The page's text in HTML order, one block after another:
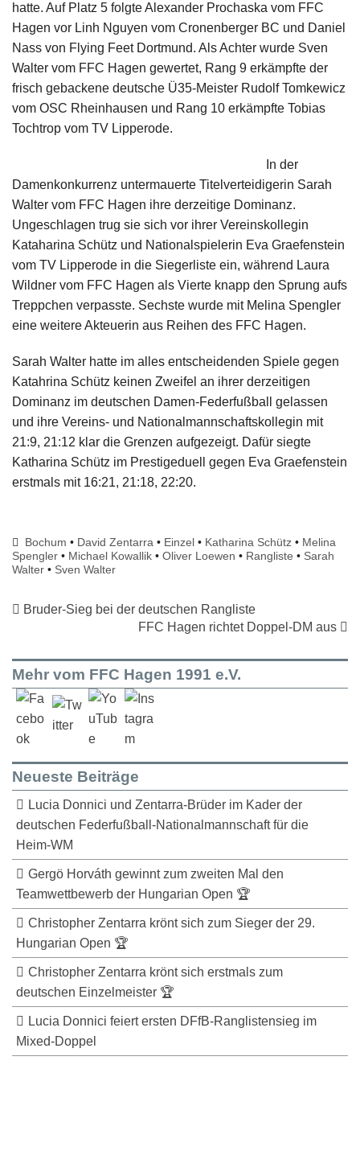
hatte. Auf Platz 5 folgte Alexander Prochaska vom FFC
Hagen vor Linh Nguyen vom Cronenberger BC und Daniel
Nass von Flying Feet Dortmund. Als Achter wurde Sven
Walter vom FFC Hagen gewertet, Rang 9 erkämpfte der
frisch gebackene deutsche Ü35-Meister Rudolf Tomkewicz
vom OSC Rheinhausen und Rang 10 erkämpfte Tobias
Tochtrop vom TV Lipperode.
In der
Damenkonkurrenz untermauerte Titelverteidigerin Sarah
Walter vom FFC Hagen ihre derzeitige Dominanz.
Ungeschlagen trug sie sich vor ihrer Vereinskollegin
Kataharina Schütz und Nationalspielerin Eva Graefenstein
vom TV Lipperode in die Siegerliste ein, während Laura
Wildner vom FFC Hagen als Vierte knapp den Sprung aufs
Treppchen verpasste. Sechste wurde mit Melina Spengler
eine weitere Akteuerin aus Reihen des FFC Hagen.
Sarah Walter hatte im alles entscheidenden Spiele gegen
Katahrina Schütz keinen Zweifel an ihrer derzeitigen
Dominanz im deutschen Damen-Federfußball gelassen
und ihre Vereins- und Nationalmannschaftskollegin mit
21:9, 21:12 klar die Grenzen aufgezeigt. Dafür siegte
Katharina Schütz im Prestigeduell gegen Eva Graefenstein
erstmals mit 16:21, 21:18, 22:20.
Bochum • David Zentarra • Einzel • Katharina Schütz • Melina
Spengler • Michael Kowallik • Oliver Loewen • Rangliste • Sarah
Walter • Sven Walter
Bruder-Sieg bei der deutschen Rangliste
FFC Hagen richtet Doppel-DM aus
Mehr vom FFC Hagen 1991 e.V.
Neueste Beiträge
Lucia Donnici und Zentarra-Brüder im Kader der
deutschen Federfußball-Nationalmannschaft für die
Heim-WM
Gergö Horváth gewinnt zum zweiten Mal den
Teamwettbewerb der Hungarian Open 🏆
Christopher Zentarra krönt sich zum Sieger der 29.
Hungarian Open 🏆
Christopher Zentarra krönt sich erstmals zum
deutschen Einzelmeister 🏆
Lucia Donnici feiert ersten DFfB-Ranglistensieg im
Mixed-Doppel